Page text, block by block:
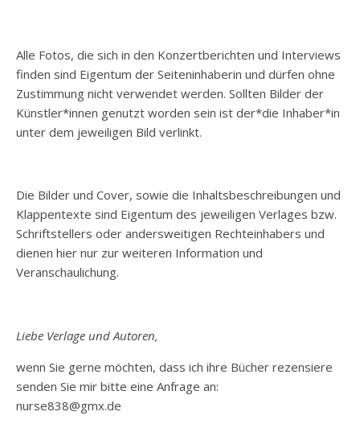
Alle Fotos, die sich in den Konzertberichten und Interviews
finden sind Eigentum der Seiteninhaberin und dürfen ohne
Zustimmung nicht verwendet werden. Sollten Bilder der
Künstler*innen genutzt worden sein ist der*die Inhaber*in
unter dem jeweiligen Bild verlinkt.
Die Bilder und Cover, sowie die Inhaltsbeschreibungen und
Klappentexte sind Eigentum des jeweiligen Verlages bzw.
Schriftstellers oder andersweitigen Rechteinhabers und
dienen hier nur zur weiteren Information und
Veranschaulichung.
Liebe Verlage und Autoren,
wenn Sie gerne möchten, dass ich ihre Bücher rezensiere
senden Sie mir bitte eine Anfrage an:
nurse838@gmx.de